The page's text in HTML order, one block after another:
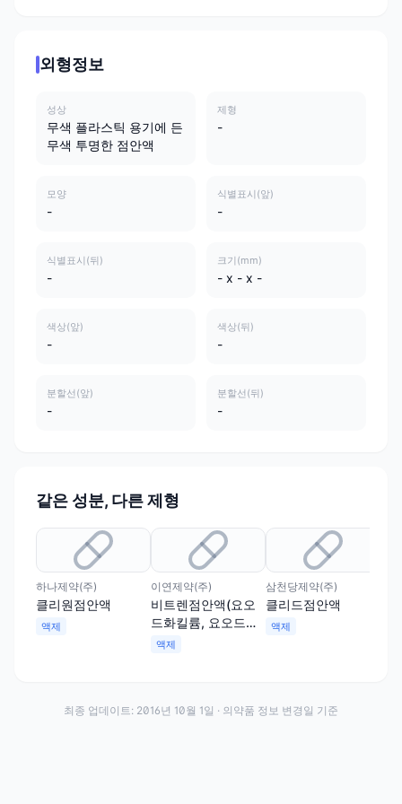
외형정보
성상
무색 플라스틱 용기에 든
무색 투명한 점안액
제형
-
모양
-
식별표시(앞)
-
식별표시(뒤)
-
크기(mm)
- x - x -
색상(앞)
-
색상(뒤)
-
분할선(앞)
-
분할선(뒤)
-
같은 성분, 다른 제형
하나제약(주)
클리원점안액
액제
이연제약(주)
비트렌점안액(요오
드화킬륨, 요오드화
나트륨)
액제
삼천당제약(주)
클리드점안액
액제
최종 업데이트: 2016년 10월 1일 · 의약품 정보 변경일 기준